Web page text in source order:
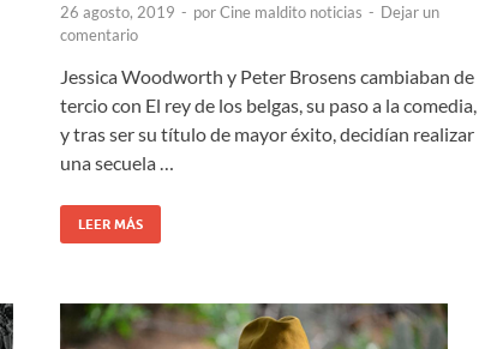
26 agosto, 2019 - porCine maldito noticias - Dejar un
comentario
Jessica Woodworth y Peter Brosens cambiaban de
tercio con El rey de los belgas, su paso a la comedia,
y tras ser su título de mayor éxito, decidían realizar
una secuela …
LEER MÁS